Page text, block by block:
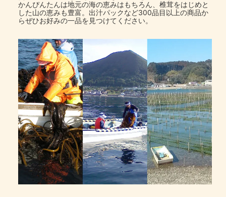
かんぴんたんは地元の海の恵みはもちろん、椎茸をはじめと
した山の恵みも豊富。出汁パックなど300品目以上の商品か
らぜひお好みの一品を見つけてください。